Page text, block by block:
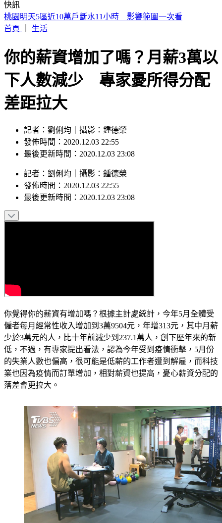
快訊
幕後／竹北人選呼之欲出 賴清德複製「鄭朝方模式」佈局
首頁
生活
你的薪資增加了嗎？月薪3萬以
下人數減少 專家憂所得分配
差距拉大
記者：劉俐均｜攝影：鍾德榮
發佈時間：2020.12.03 22:55
最後更新時間：2020.12.03 23:08
記者 ： 劉俐均 攝影 ： 鍾德榮
發佈時間： 2020.12.03 22:55
最後更新時間： 2020.12.03 23:08
你覺得你的薪資有增加嗎？根據主計處統計，今年5月全體受
僱者每月經常性收入增加到3萬9504元，年增313元，其中月薪
少於3萬元的人，比十年前減少到237.1萬人，創下歷年來的新
低，不過，有專家提出看法，認為今年受到疫情衝擊，5月份
的失業人數也偏高，很可能是低薪的工作者遭到解雇，而科技
業也因為疫情而訂單增加，相對薪資也提高，憂心薪資分配的
落差會更拉大。